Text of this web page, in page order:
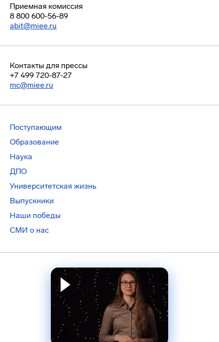
Приемная комиссия
8 800 600-56-89
abit@miee.ru
Контакты для прессы
+7 499 720-87-27
mc@miee.ru
Поступающим
Образование
Наука
ДПО
Университетская жизнь
Выпускники
Наши победы
СМИ о нас